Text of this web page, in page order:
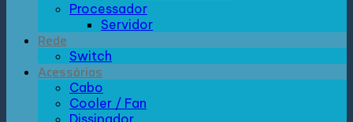
Processador
Servidor
Rede
Switch
Acessórios
Cabo
Cooler / Fan
Dissipador